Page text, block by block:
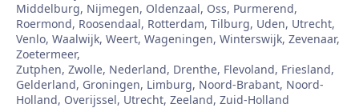
Middelburg, Nijmegen, Oldenzaal, Oss, Purmerend,
Roermond, Roosendaal, Rotterdam, Tilburg, Uden, Utrecht,
Venlo, Waalwijk, Weert, Wageningen, Winterswijk, Zevenaar,
Zoetermeer,
Zutphen, Zwolle, Nederland, Drenthe, Flevoland, Friesland,
Gelderland, Groningen, Limburg, Noord-Brabant, Noord-
Holland, Overijssel, Utrecht, Zeeland, Zuid-Holland